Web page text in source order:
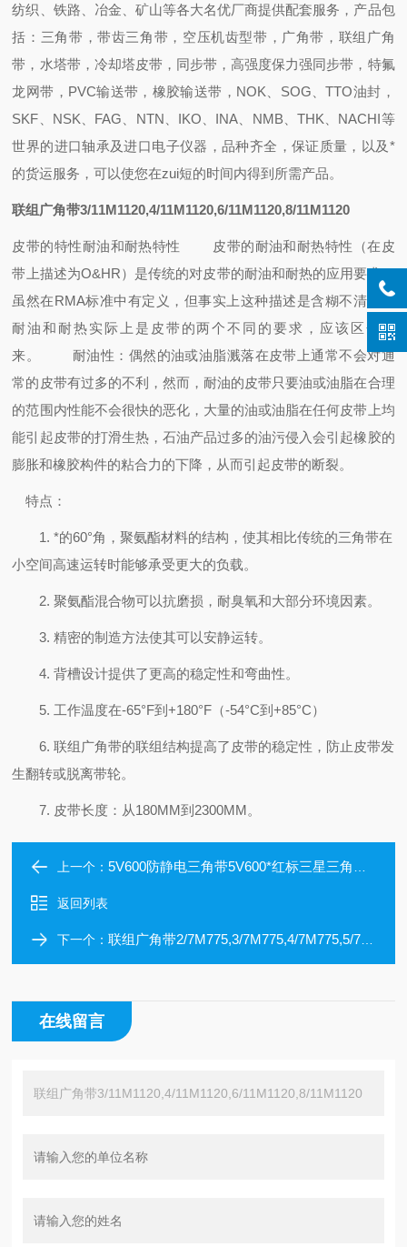
纺织、铁路、冶金、矿山等各大名优厂商提供配套服务， 产品包
括： 三角带，带齿三角带，空压机齿型带，广角带，联组广角
带，水塔带，冷却塔皮带，同步带，高强度保力强同步带，特氟
龙网带，PVC输送带，橡胶输送带 ， NOK、SOG、TTO油封 ，
SKF、NSK、FAG、NTN、IKO、INA、NMB、THK、NACHI等
世界的进口轴承及进口电子仪器，品种齐全，保证质量， 以及 *
的货运服务，可以使您在zui短的时间内得到所需产品。
联组广角带3/11M1120,4/11M1120,6/11M1120,8/11M1120
皮带的特性耐油和耐热特性
皮带的耐油和耐热特性（在皮
带上描述为O&HR）是传统的对皮带的耐油和耐热的应用要求，
虽然在RMA标准中有定义，但事实上这种描述是含糊不清的，
耐油和耐热实际上是皮带的两个不同的要求，应该区分开
来。
耐油性：偶然的油或油脂溅落在皮带上通常不会对通
常的皮带有过多的不利，然而，耐油的皮带只要油或油脂在合理
的范围内性能不会很快的恶化，大量的油或油脂在任何皮带上均
能引起皮带的打滑生热，石油产品过多的油污侵入会引起橡胶的
膨胀和橡胶构件的粘合力的下降，从而引起皮带的断裂。
特点：
1. *的60°角，聚氨酯材料的结构，使其相比传统的三角带在
小空间高速运转时能够承受更大的负载。
2. 聚氨酯混合物可以抗磨损，耐臭氧和大部分环境因素。
3. 精密的制造方法使其可以安静运转。
4. 背槽设计提供了更高的稳定性和弯曲性。
5. 工作温度在-65°F到+180°F（-54°C到+85°C）
6. 联组广角带的联组结构提高了皮带的稳定性，防止皮带发
生翻转或脱离带轮。
7. 皮带长度：从180MM到2300MM。
上一个：5V600防静电三角带5V600*红标三星三角带5V600
返回列表
下一个：联组广角带2/7M775,3/7M775,4/7M775,5/7M775,6/7M775,2/7M800
在线留言